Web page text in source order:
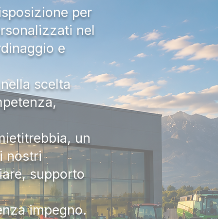
per
nel
e
scelta
un
nostri
supporto
impegno.